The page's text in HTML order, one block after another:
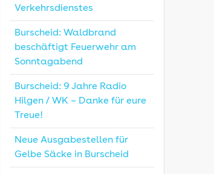
Verkehrsdienstes
Burscheid: Waldbrand
beschäftigt Feuerwehr am
Sonntagabend
Burscheid: 9 Jahre Radio
Hilgen / WK – Danke für eure
Treue!
Neue Ausgabestellen für
Gelbe Säcke in Burscheid